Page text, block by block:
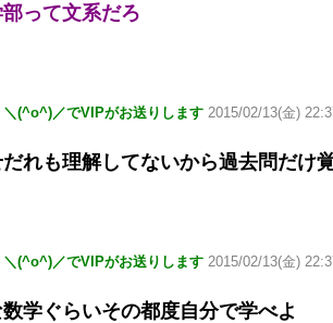
って文系だろ
＼(^o^)／でVIPがお送りします 2015/02/13(金)
だれも理解してないから過去問だけ
＼(^o^)／でVIPがお送りします 2015/02/13(金)
学ぐらいその都度自分で学べよ